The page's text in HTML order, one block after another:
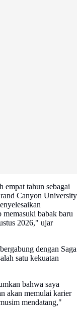
empat tahun sebagai
Canyon University
memasuki babak baru
2026," ujar
dengan Saga
satu kekuatan
bahwa saya
akan memulai karier
mendatang,"